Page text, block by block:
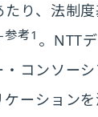
り、法制
参考1 。NTT
コンソー
ーション